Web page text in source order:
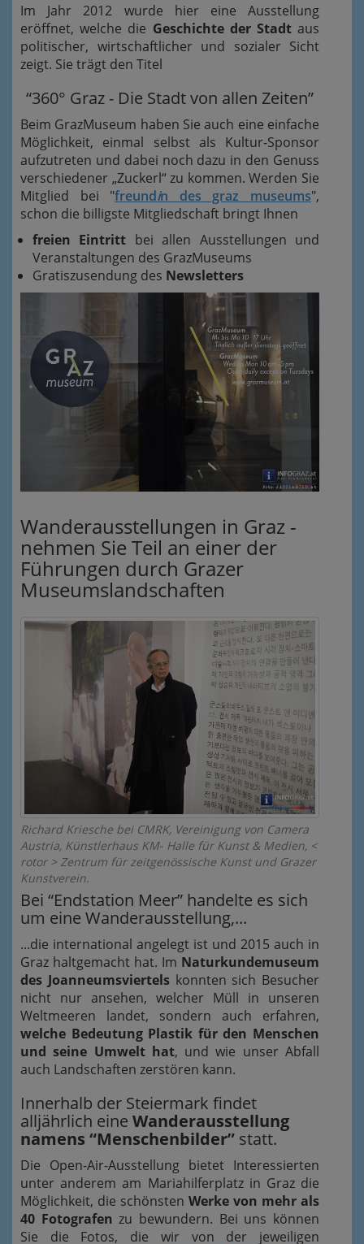
Im Jahr 2012 wurde hier eine Ausstellung
eröffnet, welche die Geschichte der Stadt aus
politischer, wirtschaftlicher und sozialer Sicht
zeigt. Sie trägt den Titel
“360° Graz - Die Stadt von allen Zeiten”
Beim GrazMuseum haben Sie auch eine einfache
Möglichkeit, einmal selbst als Kultur-Sponsor
aufzutreten und dabei noch dazu in den Genuss
verschiedener „Zuckerl“ zu kommen. Werden Sie
Mitglied bei "freundin des graz museums",
schon die billigste Mitgliedschaft bringt Ihnen
freien Eintritt bei allen Ausstellungen und
Veranstaltungen des GrazMuseums
Gratiszusendung des Newsletters
Wanderausstellungen in Graz -
nehmen Sie Teil an einer der
Führungen durch Grazer
Museumslandschaften
Richard Kriesche bei CMRK, Vereinigung von Camera
Austria, Künstlerhaus KM- Halle für Kunst & Medien, <
rotor > Zentrum für zeitgenössische Kunst und Grazer
Kunstverein.
Bei “Endstation Meer” handelte es sich
um eine Wanderausstellung,...
...die international angelegt ist und 2015 auch in
Graz haltgemacht hat. Im Naturkundemuseum
des Joanneumsviertelskonnten sich Besucher
nicht nur ansehen, welcher Müll in unseren
Weltmeeren landet, sondern auch erfahren,
welche Bedeutung Plastik für den Menschen
und seine Umwelt hat, und wie unser Abfall
auch Landschaften zerstören kann.
Innerhalb der Steiermark findet
alljährlich eine Wanderausstellung
namens “Menschenbilder” statt.
Die Open-Air-Ausstellung bietet Interessierten
unter anderem am Mariahilferplatz in Graz die
Möglichkeit, die schönsten Werke von mehr als
40 Fotografen zu bewundern. Bei uns können
Sie die Fotos, die wir von der jeweiligen